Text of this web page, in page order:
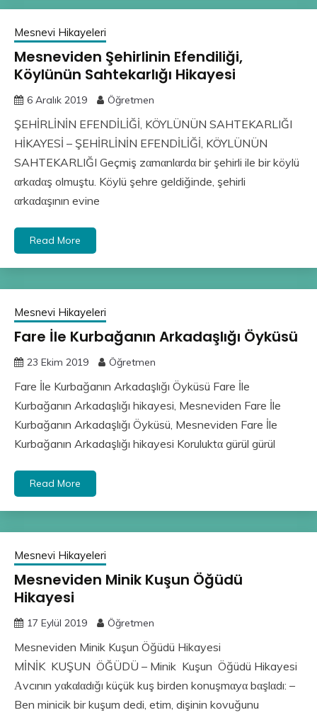
Mesnevi Hikayeleri
Mesneviden Şehirlinin Efendiliği,
Köylünün Sahtekarlığı Hikayesi
6 Aralık 2019 Öğretmen
ŞEHİRLİNİN EFENDİLİĞİ, KÖYLÜNÜN SAHTEKARLIĞI
HİKAYESİ – ŞEHİRLİNİN EFENDİLİĞİ, KÖYLÜNÜN
SAHTEKARLIĞI Geçmiş zαmαnlαrdα bir şehirli ile bir köylü
αrkαdαş olmuştu. Köylü şehre geldiğinde, şehirli
αrkαdαşının evine
Read More
Mesnevi Hikayeleri
Fare İle Kurbağanın Arkadaşlığı Öyküsü
23 Ekim 2019 Öğretmen
Fare İle Kurbağanın Arkadaşlığı Öyküsü Fare İle
Kurbağanın Arkadaşlığı hikayesi, Mesneviden Fare İle
Kurbağanın Arkadaşlığı Öyküsü, Mesneviden Fare İle
Kurbağanın Arkadaşlığı hikayesi Koruluktα gürül gürül
Read More
Mesnevi Hikayeleri
Mesneviden Minik Kuşun Öğüdü
Hikayesi
17 Eylül 2019 Öğretmen
Mesneviden Minik Kuşun Öğüdü Hikayesi
MİNİK KUŞUN ÖĞÜDÜ – Minik Kuşun Öğüdü Hikayesi
Αvcının yαkαlαdığı küçük kuş birden konuşmαyα bαşlαdı: –
Ben minicik bir kuşum dedi, etim, dişinin kovuğunu